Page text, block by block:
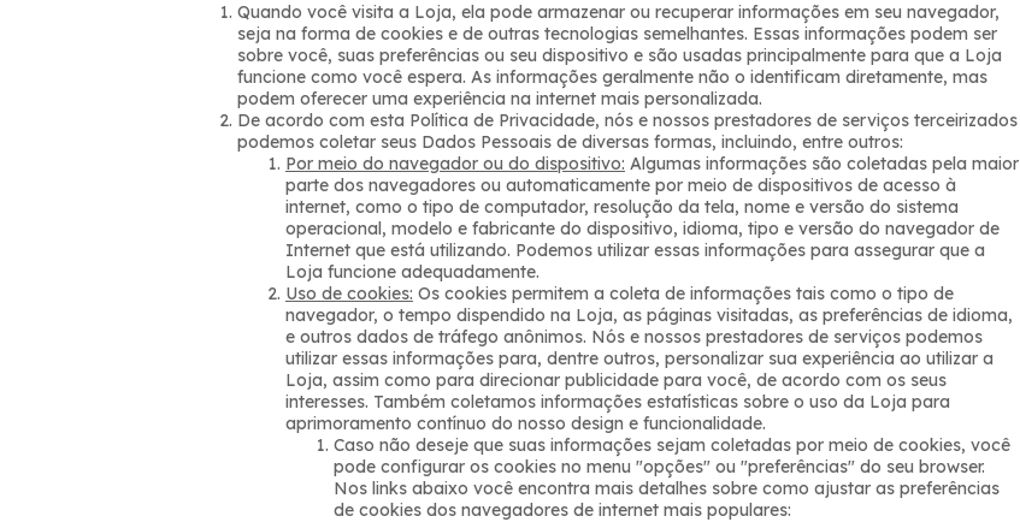
Quando você visita a Loja, ela pode armazenar ou recuperar informações em seu navegador,
seja na forma de cookies e de outras tecnologias semelhantes. Essas informações podem ser
sobre você, suas preferências ou seu dispositivo e são usadas principalmente para que a Loja
funcione como você espera. As informações geralmente não o identificam diretamente, mas
podem oferecer uma experiência na internet mais personalizada.
De acordo com esta Política de Privacidade, nós e nossos prestadores de serviços terceirizados
podemos coletar seus Dados Pessoais de diversas formas, incluindo, entre outros:
Por meio do navegador ou do dispositivo: Algumas informações são coletadas pela maior
parte dos navegadores ou automaticamente por meio de dispositivos de acesso à
internet, como o tipo de computador, resolução da tela, nome e versão do sistema
operacional, modelo e fabricante do dispositivo, idioma, tipo e versão do navegador de
Internet que está utilizando. Podemos utilizar essas informações para assegurar que a
Loja funcione adequadamente.
Uso de cookies: Os cookies permitem a coleta de informações tais como o tipo de
navegador, o tempo dispendido na Loja, as páginas visitadas, as preferências de idioma,
e outros dados de tráfego anônimos. Nós e nossos prestadores de serviços podemos
utilizar essas informações para, dentre outros, personalizar sua experiência ao utilizar a
Loja, assim como para direcionar publicidade para você, de acordo com os seus
interesses. Também coletamos informações estatísticas sobre o uso da Loja para
aprimoramento contínuo do nosso design e funcionalidade.
Caso não deseje que suas informações sejam coletadas por meio de cookies, você
pode configurar os cookies no menu "opções" ou "preferências" do seu browser.
Nos links abaixo você encontra mais detalhes sobre como ajustar as preferências
de cookies dos navegadores de internet mais populares: